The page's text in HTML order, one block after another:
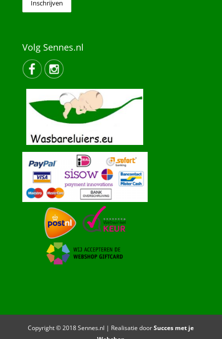
Volg Sennes.nl
Copyright © 2018 Sennes.nl | Realisatie doorSucces met je